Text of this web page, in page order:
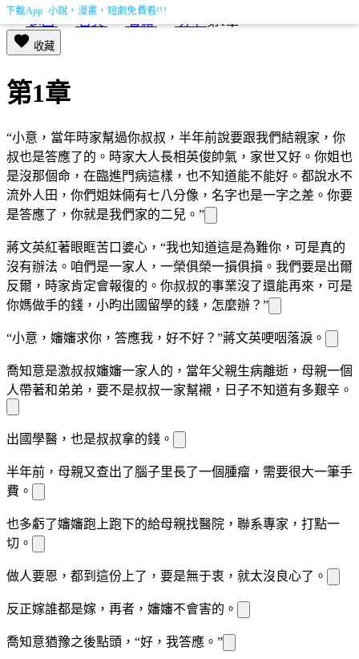
下載App 小說，漫畫，短劇免費看!!!
返回 首頁 書籍 分享 第1章
收藏
第1章
“小意，當年時家幫過你叔叔，半年前說要跟我們結親家，你
叔也是答應了的。時家大人長相英俊帥氣，家世又好。你姐也
是沒那個命，在臨進門病這樣，也不知道能不能好。都說水不
流外人田，你們姐妹倆有七八分像，名字也是一字之差。你要
是答應了，你就是我們家的二兒。”
蔣文英紅著眼眶苦口婆心，“我也知道這是為難你，可是真的
沒有辦法。咱們是一家人，一榮俱榮一損俱損。我們要是出爾
反爾，時家肯定會報復的。你叔叔的事業沒了還能再來，可是
你媽做手的錢，小昀出國留學的錢，怎麼辦？”
“小意，嬸嬸求你，答應我，好不好？”蔣文英哽咽落淚。
喬知意是激叔叔嬸嬸一家人的，當年父親生病離逝，母親一個
人帶著和弟弟，要不是叔叔一家幫襯，日子不知道有多艱辛。
出國學醫，也是叔叔拿的錢。
半年前，母親又查出了腦子里長了一個腫瘤，需要很大一筆手
費。
也多虧了嬸嬸跑上跑下的給母親找醫院，聯系專家，打點一
切。
做人要恩，都到這份上了， 要是無于衷，就太沒良心了。
反正嫁誰都是嫁，再者，嬸嬸不會害的。
喬知意猶豫之後點頭，“好，我答應。”